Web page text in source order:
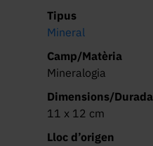
Tipus
Mineral
Camp/Matèria
Mineralogia
Dimensions/Durada
11 x 12 cm
Lloc d’origen